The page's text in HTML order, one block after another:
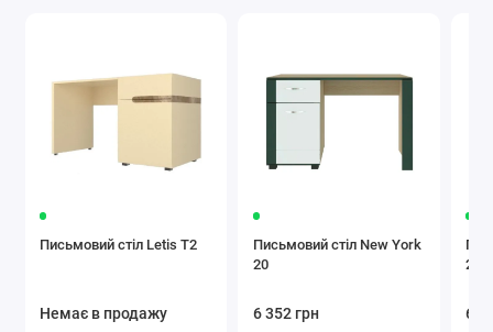
Письмовий стіл Letis T2
Немає в продажу
Письмовий стіл New York
20
6 352 грн
21
6